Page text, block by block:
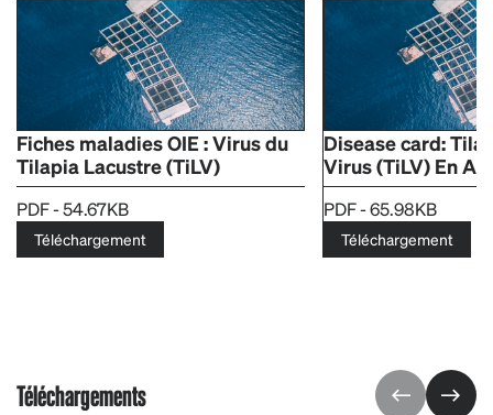
Fiches maladies OIE : Virus du
Tilapia Lacustre (TiLV)
PDF - 54.67KB
Téléchargement
Disease card:
Virus (TiLV) En
PDF - 65.98KB
Téléchargement
Téléchargements